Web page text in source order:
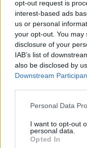
opt-out request is
interest-based ads
us or personal
your opt-out. You
disclosure of your
IAB’s list of
also be disclosed by
Downstream
Personal Data
I want to opt-out
personal data.
Opted In